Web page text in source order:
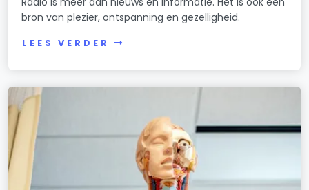
bron van plezier, ontspanning en gezelligheid.
LEES VERDER